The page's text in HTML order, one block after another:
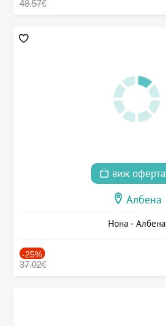
48.57€
виж
Албена
Нона - Албена
-25%
37.02€